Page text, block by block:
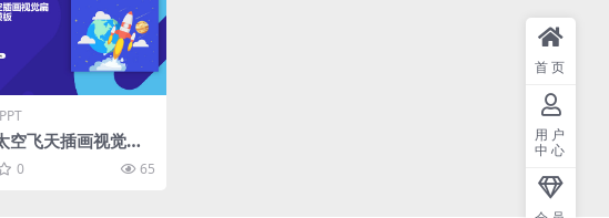
空飞天插画视觉扁
通风商务通用ppt
0 65
首页
用户
中心